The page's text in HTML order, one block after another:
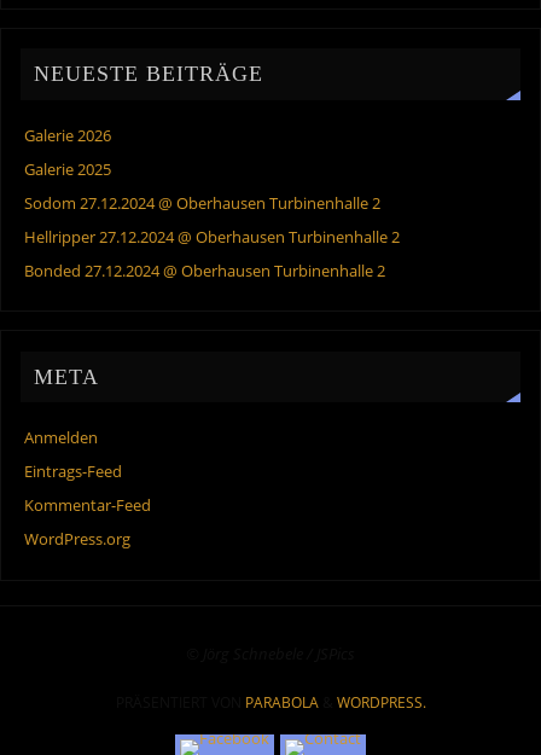
NEUESTE BEITRÄGE
Galerie 2026
Galerie 2025
Sodom 27.12.2024 @ Oberhausen Turbinenhalle 2
Hellripper 27.12.2024 @ Oberhausen Turbinenhalle 2
Bonded 27.12.2024 @ Oberhausen Turbinenhalle 2
META
Anmelden
Eintrags-Feed
Kommentar-Feed
WordPress.org
PARABOLA& WORDPRESS.